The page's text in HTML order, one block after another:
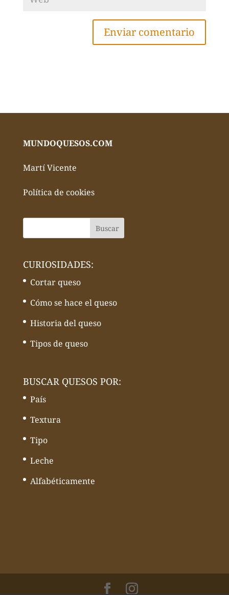
MUNDOQUESOS.COM
Martí Vicente
Política de cookies
CURIOSIDADES:
Cortar queso
Cómo se hace el queso
Historia del queso
Tipos de queso
BUSCAR QUESOS POR:
País
Textura
Tipo
Leche
Alfabéticamente